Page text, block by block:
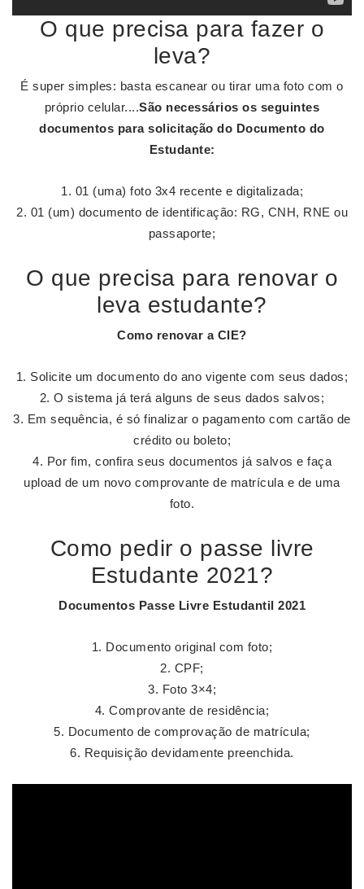
O que precisa para fazer o
leva?
É super simples: basta escanear ou tirar uma foto com o
próprio celular....São necessários os seguintes
documentos para solicitação do Documento do
Estudante:
01 (uma) foto 3x4 recente e digitalizada;
01 (um) documento de identificação: RG, CNH, RNE ou
passaporte;
O que precisa para renovar o
leva estudante?
Como renovar a CIE?
Solicite um documento do ano vigente com seus dados;
O sistema já terá alguns de seus dados salvos;
Em sequência, é só finalizar o pagamento com cartão de
crédito ou boleto;
Por fim, confira seus documentos já salvos e faça
upload de um novo comprovante de matrícula e de uma
foto.
Como pedir o passe livre
Estudante 2021?
Documentos Passe Livre Estudantil 2021
Documento original com foto;
CPF;
Foto 3×4;
Comprovante de residência;
Documento de comprovação de matrícula;
Requisição devidamente preenchida.